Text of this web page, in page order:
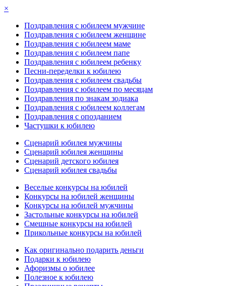
×
Поздравления с юбилеем мужчине
Поздравления с юбилеем женщине
Поздравления с юбилеем маме
Поздравления с юбилеем папе
Поздравления с юбилеем ребенку
Песни-переделки к юбилею
Поздравления с юбилеем свадьбы
Поздравления с юбилеем по месяцам
Поздравления по знакам зодиака
Поздравления с юбилеем коллегам
Поздравления с опозданием
Частушки к юбилею
Сценарий юбилея мужчины
Сценарий юбилея женщины
Сценарий детского юбилея
Сценарий юбилея свадьбы
Веселые конкурсы на юбилей
Конкурсы на юбилей женщины
Конкурсы на юбилей мужчины
Застольные конкурсы на юбилей
Смешные конкурсы на юбилей
Прикольные конкурсы на юбилей
Как оригинально подарить деньги
Подарки к юбилею
Афоризмы о юбилее
Полезное к юбилею